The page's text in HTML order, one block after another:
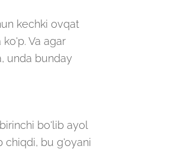
kechki ovqat
Va agar
unda bunday
bo'lib ayol
chiqdi, bu g'oyani